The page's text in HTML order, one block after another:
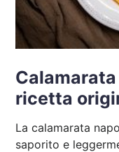
ricetta
La calamarata
saporito e